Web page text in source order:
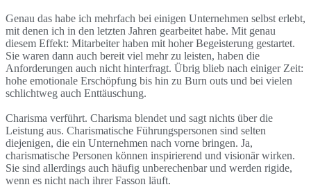
Genau das habe ich mehrfach bei einigen Unternehmen selbst erlebt,
mit denen ich in den letzten Jahren gearbeitet habe. Mit genau
diesem Effekt: Mitarbeiter haben mit hoher Begeisterung gestartet.
Sie waren dann auch bereit viel mehr zu leisten, haben die
Anforderungen auch nicht hinterfragt. Übrig blieb nach einiger Zeit:
hohe emotionale Erschöpfung bis hin zu Burn outs und bei vielen
schlichtweg auch Enttäuschung.
Charisma verführt. Charisma blendet und sagt nichts über die
Leistung aus. Charismatische Führungspersonen sind selten
diejenigen, die ein Unternehmen nach vorne bringen. Ja,
charismatische Personen können inspirierend und visionär wirken.
Sie sind allerdings auch häufig unberechenbar und werden rigide,
wenn es nicht nach ihrer Fasson läuft.